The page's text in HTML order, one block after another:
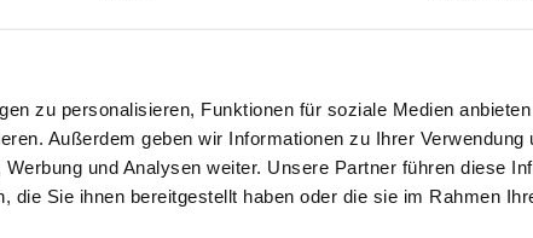
zu personalisieren, Funktionen für soziale Medien
Außerdem geben wir Informationen zu Ihrer Verwendung
und Analysen weiter. Unsere Partner führen diese
die Sie ihnen bereitgestellt haben oder die sie im Rahmen
erworbenen Infektionen. Das vorliegende
als ein wichtiges Instrument zum Erreichen dieses